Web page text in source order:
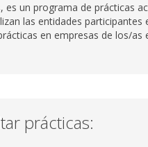
es un programa de prácticas
las entidades
en empresas de los/as
prácticas: